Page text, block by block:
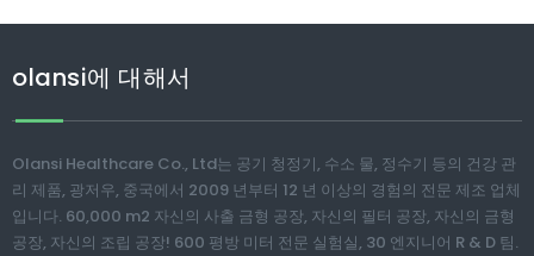
olansi에 대해서
Olansi Healthcare Co., Ltd는 공기 청정기, 수소 물, 정수기 등의 건강 관
리 제품, 광저우, 중국에서 2009 년부터 12 년 이상의 경험의 전문 제조 업체
입니다. 60,000 m2 자신의 사출 금형 공장, 자신의 필터 공장, 자신의 금형
공장, 자신의 조립 공장! 600 평방 미터 전문 실험실, 30 엔지니어 R & D 팀.